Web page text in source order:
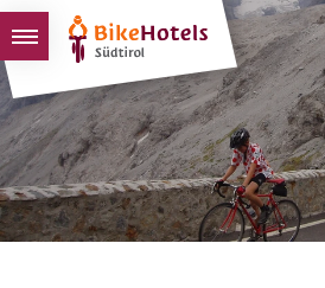
BIKEHOTELS
HOTELS & PAKETE
TOUREN & REVIERE
SÜDTIROL & WIR